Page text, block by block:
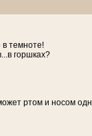
в темноте!
горшках?
ртом и носом